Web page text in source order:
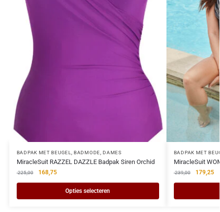
BADPAK MET BEUGEL ,BADMODE ,DAMES
MiracleSuit RAZZEL DAZZLE Badpak Siren Orchid
225,00 168,75
Opties selecteren
BADPAK MET
MiracleSuit
239,00 179,25